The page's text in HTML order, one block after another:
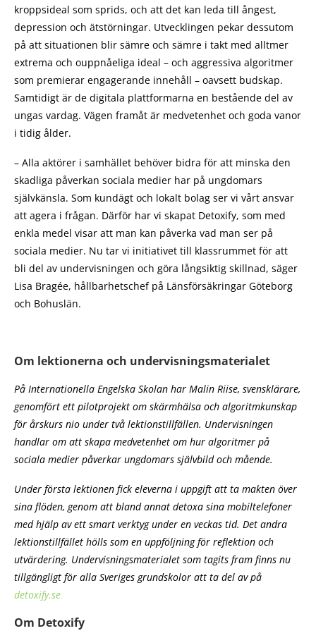
kroppsideal som sprids, och att det kan leda till ångest,
depression och ätstörningar. Utvecklingen pekar dessutom
på att situationen blir sämre och sämre i takt med alltmer
extrema och ouppnåeliga ideal – och aggressiva algoritmer
som premierar engagerande innehåll – oavsett budskap.
Samtidigt är de digitala plattformarna en bestående del av
ungas vardag. Vägen framåt är medvetenhet och goda vanor
i tidig ålder.
– Alla aktörer i samhället behöver bidra för att minska den
skadliga påverkan sociala medier har på ungdomars
självkänsla. Som kundägt och lokalt bolag ser vi vårt ansvar
att agera i frågan. Därför har vi skapat Detoxify, som med
enkla medel visar att man kan påverka vad man ser på
sociala medier. Nu tar vi initiativet till klassrummet för att
bli del av undervisningen och göra långsiktig skillnad, säger
Lisa Bragée, hållbarhetschef på Länsförsäkringar Göteborg
och Bohuslän.
Om lektionerna och undervisningsmaterialet
På Internationella Engelska Skolan har Malin Riise, svensklärare,
genomfört ett pilotprojekt om skärmhälsa och algoritmkunskap
för årskurs nio under två lektionstillfällen. Undervisningen
handlar om att skapa medvetenhet om hur algoritmer på
sociala medier påverkar ungdomars självbild och mående.
Under första lektionen fick eleverna i uppgift att ta makten över
sina flöden, genom att bland annat detoxa sina mobiltelefoner
med hjälp av ett smart verktyg under en veckas tid. Det andra
lektionstillfället hölls som en uppföljning för reflektion och
utvärdering. Undervisningsmaterialet som tagits fram finns nu
tillgängligt för alla Sveriges grundskolor att ta del av på
detoxify.se
Om Detoxify